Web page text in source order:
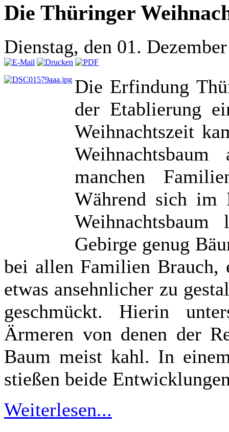
Die Thüringer
Dienstag, den 01.
Die Erfindung
der Etablierung
Weihnachtszeit
manchen
Während sich im
Gebirge genug
bei allen Familien Brauch,
etwas ansehnlicher zu
geschmückt. Hierin
Ärmeren von denen der
Baum meist kahl. In
stießen beide
Weiterlesen...